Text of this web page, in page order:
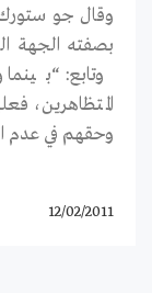
وقال جو ستورك:
بصفته الجهة
وتابع:
المتظاهرين،
وحقهم في عدم
12/02/2011